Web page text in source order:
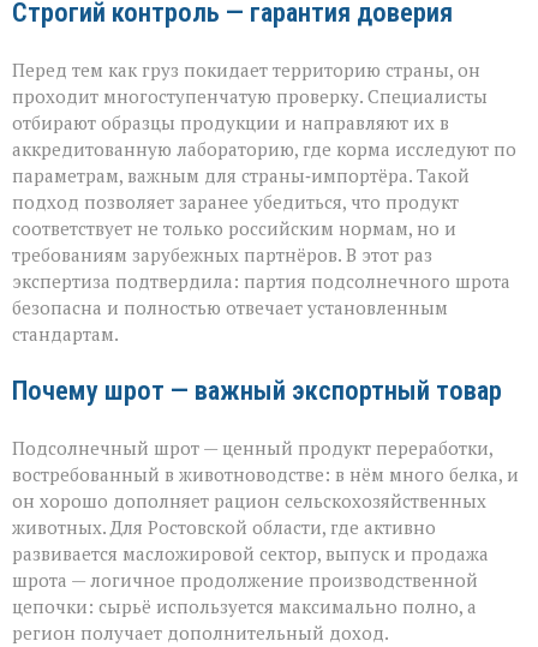
Строгий контроль — гарантия доверия
Перед тем как груз покидает территорию страны, он
проходит многоступенчатую проверку. Специалисты
отбирают образцы продукции и направляют их в
аккредитованную лабораторию, где корма исследуют по
параметрам, важным для страны‑импортёра. Такой
подход позволяет заранее убедиться, что продукт
соответствует не только российским нормам, но и
требованиям зарубежных партнёров. В этот раз
экспертиза подтвердила: партия подсолнечного шрота
безопасна и полностью отвечает установленным
стандартам.
Почему шрот — важный экспортный товар
Подсолнечный шрот — ценный продукт переработки,
востребованный в животноводстве: в нём много белка, и
он хорошо дополняет рацион сельскохозяйственных
животных. Для Ростовской области, где активно
развивается масложировой сектор, выпуск и продажа
шрота — логичное продолжение производственной
цепочки: сырьё используется максимально полно, а
регион получает дополнительный доход.